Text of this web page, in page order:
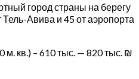
город страны на берегу
Авива и 45 от аэропорта
м. кв.) – 610 тыс. — 820 тыс. ₪